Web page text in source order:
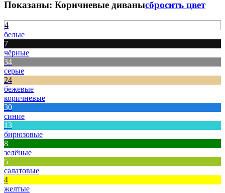
Показаны: Коричневые диванысбросить цвет
4
белые
7
чёрные
34
серые
24
бежевые
коричневые
30
синие
13
бирюзовые
8
зелёные
5
салатовые
4
желтые